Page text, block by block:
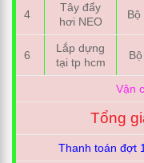
4
Tây đẩy
hơi NEO
Bộ
6
Lắp dựng
tại tp hcm
Bộ
Vận
Tổng
Thanh toán đợt